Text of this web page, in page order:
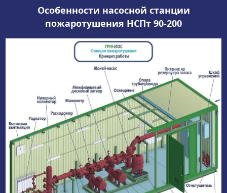
Особенности насосной станции
пожаротушения НСПт 90-200